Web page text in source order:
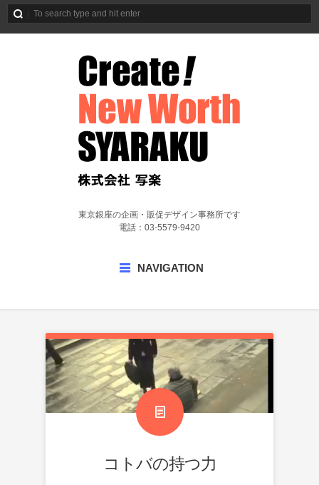
東京銀座の企画・販促デザイン事務所です
電話：03-5579-9420
NAVIGATION
コトバの持つ力